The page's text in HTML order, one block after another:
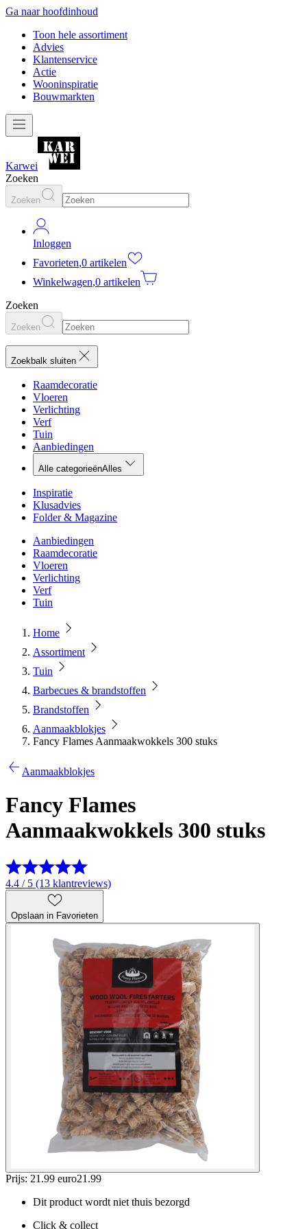
Ga naar hoofdinhoud
Toon hele assortiment
Advies
Klantenservice
Actie
Wooninspiratie
Bouwmarkten
Karwei
Zoeken
Zoeken
Inloggen
Favorieten,0 artikelen
Winkelwagen,0 artikelen
Zoeken
Zoeken
Zoekbalk sluiten
Raamdecoratie
Vloeren
Verlichting
Verf
Tuin
Aanbiedingen
Alle categorieënAlles
Inspiratie
Klusadvies
Folder & Magazine
Aanbiedingen
Raamdecoratie
Vloeren
Verlichting
Verf
Tuin
Home
Assortiment
Tuin
Barbecues & brandstoffen
Brandstoffen
Aanmaakblokjes
Fancy Flames Aanmaakwokkels 300 stuks
Aanmaakblokjes
Fancy Flames
Aanmaakwokkels 300 stuks
4.4 / 5 (13 klantreviews)
Opslaan in Favorieten
Prijs: 21.99 euro21 .99
Dit product wordt niet thuis bezorgd
Click & collect